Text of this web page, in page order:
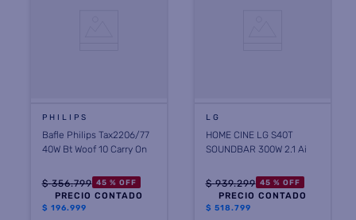
PHILIPS
Bafle Philips Tax2206/77
40W Bt Woof 10 Carry On
$ 356.799 45 % OFF
PRECIO CONTADO
$ 196.999
LG
HOME CINE LG S40T
SOUNDBAR 300W 2.1 Ai
$ 939.299 45 % OFF
PRECIO CONTADO
$ 518.799